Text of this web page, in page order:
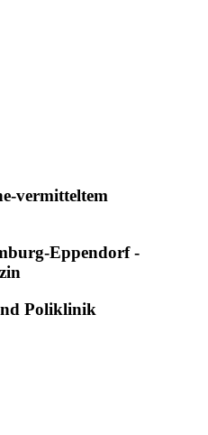
vermitteltem
Eppendorf -
Poliklinik